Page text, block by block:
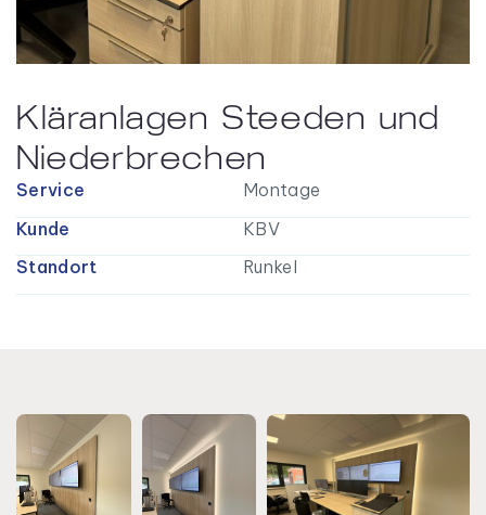
Kläranlagen Steeden und
Niederbrechen
Service
Montage
Kunde
KBV
Standort
Runkel